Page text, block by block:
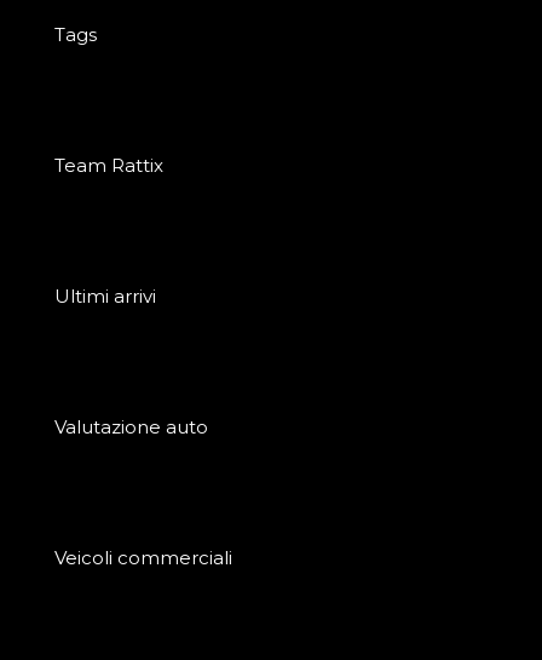
Tags
Team Rattix
Ultimi arrivi
Valutazione auto
Veicoli commerciali